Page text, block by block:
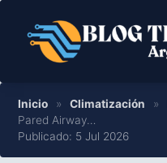
contenido
Inicio » Climatización »
Pared Airway…
Publicado: 5 Jul 2026